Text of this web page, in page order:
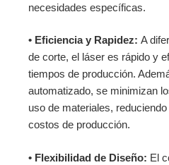
necesidades específicas.
• Eficiencia y Rapidez: A
de corte, el láser es rápido y
tiempos de producción.
automatizado, se minimizan
uso de materiales,
costos de producción.
• Flexibilidad de Diseño: El